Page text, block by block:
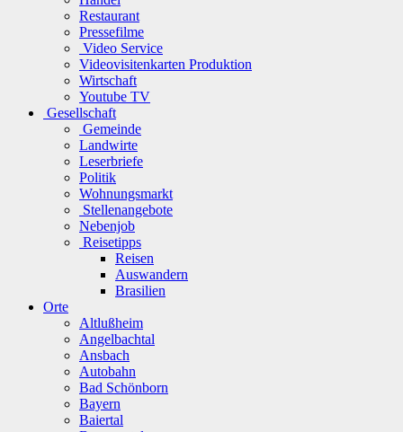
Restaurant
Pressefilme
Video Service
Videovisitenkarten Produktion
Wirtschaft
Youtube TV
Gesellschaft
Gemeinde
Landwirte
Leserbriefe
Politik
Wohnungsmarkt
Stellenangebote
Nebenjob
Reisetipps
Reisen
Auswandern
Brasilien
Orte
Altlußheim
Angelbachtal
Ansbach
Autobahn
Bad Schönborn
Bayern
Baiertal